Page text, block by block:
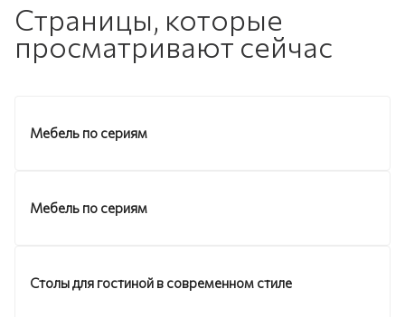
Страницы, которые
просматривают сейчас
Мебель по сериям
Мебель по сериям
Столы для гостиной в современном стиле